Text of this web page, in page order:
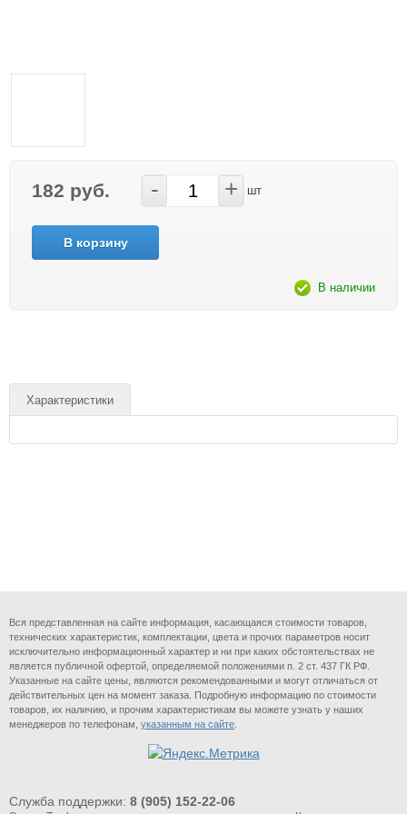
182 руб. - + шт
В корзину
В наличии
Характеристики
Вся представленная на сайте информация, касающаяся стоимости товаров,
технических характеристик, комплектации, цвета и прочих параметров носит
исключительно информационный характер и ни при каких обстоятельствах не
является публичной офертой, определяемой положениями п. 2 ст. 437 ГК РФ.
Указанные на сайте цены, являются рекомендованными и могут отличаться от
действительных цен на момент заказа. Подробную информацию по стоимости
товаров, их наличию, и прочим характеристикам вы можете узнать у наших
менеджеров по телефонам, указанным на сайте
Служба поддержки: 8 (905) 152-22-06